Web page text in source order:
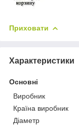
Приховати
Характеристики
Основні
Виробник
Країна виробник
Діаметр